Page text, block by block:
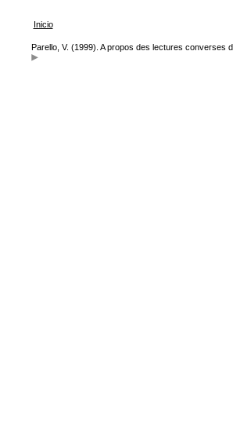
Inicio
Parello, V. (1999). A propos des lectures converses